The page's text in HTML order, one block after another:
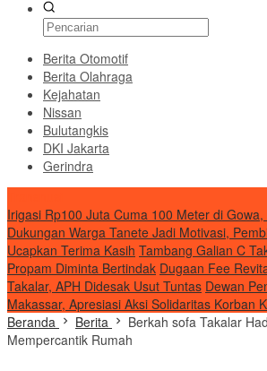
Berita Otomotif
Berita Olahraga
Kejahatan
Nissan
Bulutangkis
DKI Jakarta
Gerindra
Irigasi Rp100 Juta Cuma 100 Meter di
Dukungan Warga Tanete Jadi Motivasi,
Ucapkan Terima Kasih Tambang Galian C
Propam Diminta Bertindak Dugaan Fee
Takalar, APH Didesak Usut Tuntas Dewan
Makassar, Apresiasi Aksi Solidaritas Korban
Beranda
Berita
Berkah sofa Takalar
Mempercantik Rumah